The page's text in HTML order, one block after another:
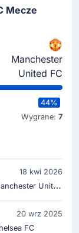
Mecze
Manchester
United FC
44%
Wygrane: 7
18 kwi 2026
United FC
20 wrz 2025
FC